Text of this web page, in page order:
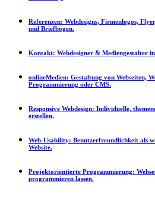
Referenzen: Webdesigns, Firmenlogos,
und Briefbögen.
Kontakt: Webdesigner & Mediengestalter
onlineMedien: Gestaltung von Webseiten,
Programmierung oder CMS.
Responsive Webdesign: Individuelle,
erstellen.
Web-Usability: Benutzerfreundlichkeit als
Website.
Projektorientierte Programmierung:
programmieren lassen.